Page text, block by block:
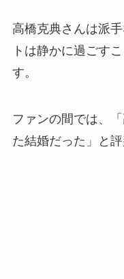
高橋克典さんは派
トは静かに過ごす
す。
ファンの間では、
た結婚だった」と